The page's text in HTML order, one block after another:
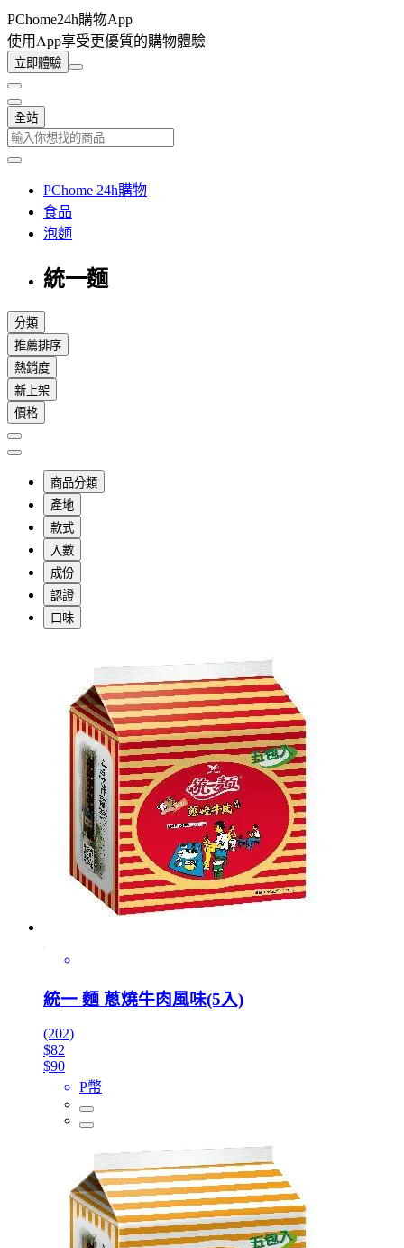
PChome24h購物App
使用App享受更優質的購物體驗
立即體驗
全站
PChome 24h購物
食品
泡麵
統一麵
分類
推薦排序
熱銷度
新上架
價格
商品分類
產地
款式
入數
成份
認證
口味
統一 麵 蔥燒牛肉風味(5入)
(202)
$82
$90
P幣